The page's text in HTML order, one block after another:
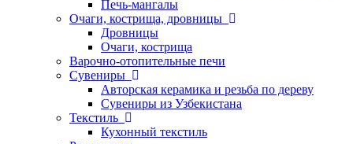
Печь-мангалы
Очаги, кострища, дровницы
Дровницы
Очаги, кострища
Варочно-отопительные печи
Сувениры
Авторская керамика и резьба по дереву
Сувениры из Узбекистана
Текстиль
Кухонный текстиль